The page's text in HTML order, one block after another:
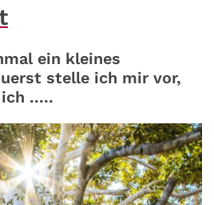
ein kleines
stelle ich mir vor,
.....